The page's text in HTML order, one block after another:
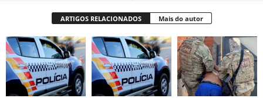
ARTIGOS RELACIONADOS Mais do autor